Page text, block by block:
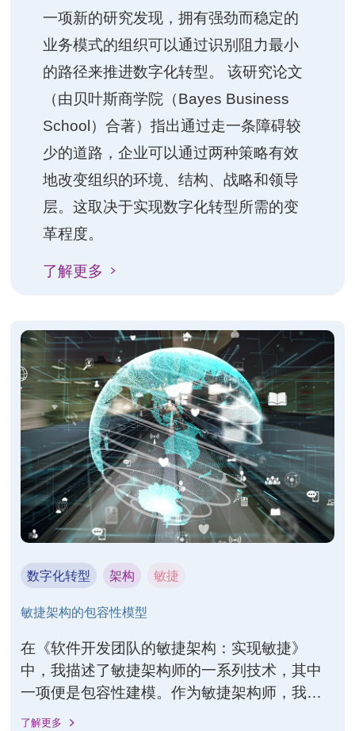
一项新的研究发现，拥有强劲而稳定的
业务模式的组织可以通过识别阻力最小
的路径来推进数字化转型。 该研究论文
（由贝叶斯商学院（Bayes Business
School）合著）指出通过走一条障碍较
少的道路，企业可以通过两种策略有效
地改变组织的环境、结构、战略和领导
层。这取决于实现数字化转型所需的变
革程度。
了解更多
数字化转型 架构 敏捷
敏捷架构的包容性模型
在《软件开发团队的敏捷架构：实现敏捷》
中，我描述了敏捷架构师的一系列技术，其中
一项便是包容性建模。作为敏捷架构师，我们
在工作的各个方面（包括架构）都可以以迭代
了解更多